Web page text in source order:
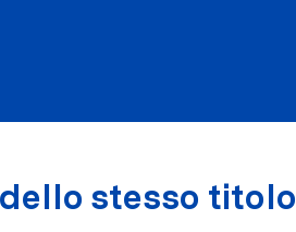
stesso titolo